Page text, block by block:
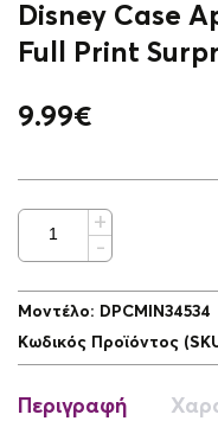
Disney Case
Full Print
9.99€
Μοντέλο: DPCMIN34534
Κωδικός Προϊόντος
Περιγραφή